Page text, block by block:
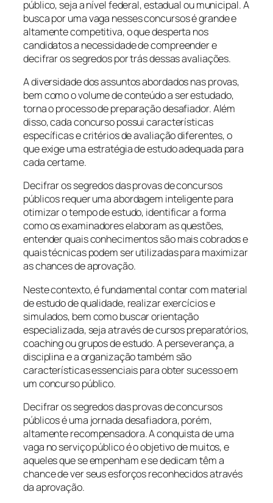
público, seja a nível federal, estadual ou municipal. A
busca por uma vaga nesses concursos é grande e
altamente competitiva, o que desperta nos
candidatos a necessidade de compreender e
decifrar os segredos por trás dessas avaliações.
A diversidade dos assuntos abordados nas provas,
bem como o volume de conteúdo a ser estudado,
torna o processo de preparação desafiador. Além
disso, cada concurso possui características
específicas e critérios de avaliação diferentes, o
que exige uma estratégia de estudo adequada para
cada certame.
Decifrar os segredos das provas de concursos
públicos requer uma abordagem inteligente para
otimizar o tempo de estudo, identificar a forma
como os examinadores elaboram as questões,
entender quais conhecimentos são mais cobrados e
quais técnicas podem ser utilizadas para maximizar
as chances de aprovação.
Neste contexto, é fundamental contar com material
de estudo de qualidade, realizar exercícios e
simulados, bem como buscar orientação
especializada, seja através de cursos preparatórios,
coaching ou grupos de estudo. A perseverança, a
disciplina e a organização também são
características essenciais para obter sucesso em
um concurso público.
Decifrar os segredos das provas de concursos
públicos é uma jornada desafiadora, porém,
altamente recompensadora. A conquista de uma
vaga no serviço público é o objetivo de muitos, e
aqueles que se empenham e se dedicam têm a
chance de ver seus esforços reconhecidos através
da aprovação.